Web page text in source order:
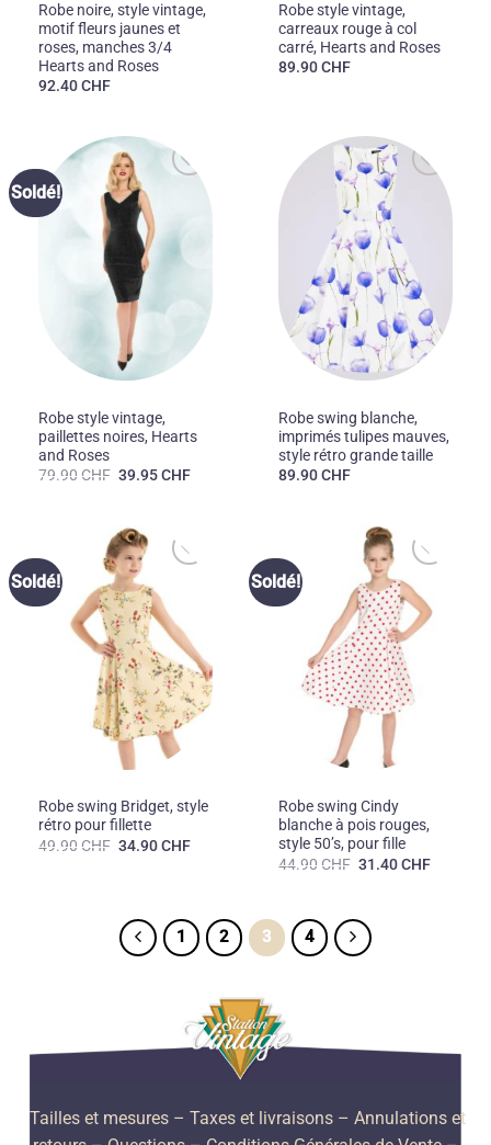
Robe noire, style vintage,
motif fleurs jaunes et
roses, manches 3/4
Hearts and Roses
92.40CHF
Robe style vintage,
carreaux rouge à col
carré, Hearts and Roses
89.90CHF
Soldé!
Ajouter
souhaits
Robe style vintage,
paillettes noires, Hearts
and Roses
79.90 CHF Le
79.90 CHF.
39.95CHFLe
Ajouter
à la liste
souhaits
Robe swing blanche,
imprimés tulipes mauves,
style rétro grande taille
89.90CHF
Soldé!
Ajouter
souhaits
Robe swing Bridget, style
rétro pour fillette
49.90 CHF Le
34.90CHFLe
Soldé!
Ajouter
à la liste
des
souhaits
Robe swing Cindy
blanche à pois rouges,
style 50’s, pour fille
44.90 CHF Le
44.90 CHF.
31.40CHFLe
1 2 3 4
Tailles et mesures – Taxes et livraisons – Annulations et